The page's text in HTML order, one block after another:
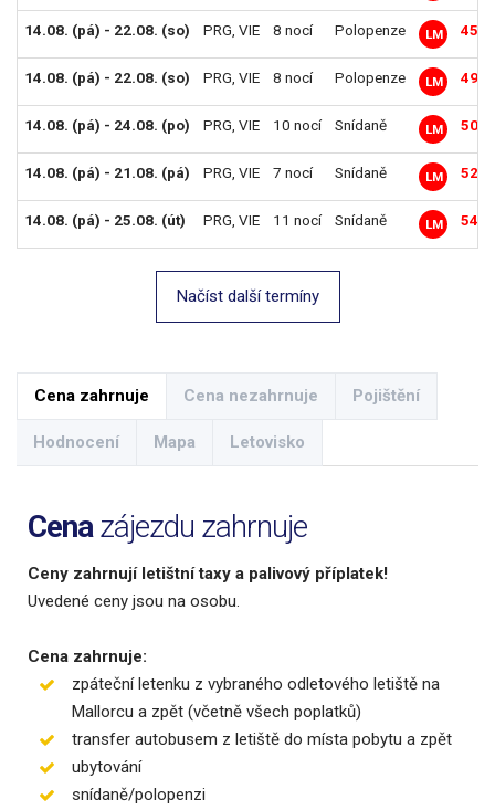
14.08. (pá) - 22.08. (so) PRG VIE 8 nocí Polopenze LM 45
14.08. (pá) - 22.08. (so) PRG VIE 8 nocí Polopenze LM 49
14.08. (pá) - 24.08. (po) PRG VIE 10 nocí Snídaně LM 50
14.08. (pá) - 21.08. (pá) PRG VIE 7 nocí Snídaně LM 52
14.08. (pá) - 25.08. (út) PRG VIE 11 nocí Snídaně LM 54
Načíst další termíny
Cena zahrnuje Cena nezahrnuje Pojištění
Hodnocení Mapa Letovisko
Cenazájezdu zahrnuje
Ceny zahrnují letištní taxy a palivový příplatek!
Uvedené ceny jsou na osobu.
Cena zahrnuje:
zpáteční letenku z vybraného odletového letiště na
Mallorcu a zpět (včetně všech poplatků)
transfer autobusem z letiště do místa pobytu a zpět
ubytování
snídaně/polopenzi